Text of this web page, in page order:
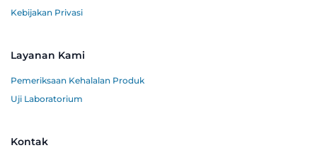
Kebijakan Privasi
Layanan Kami
Pemeriksaan Kehalalan Produk
Uji Laboratorium
Kontak